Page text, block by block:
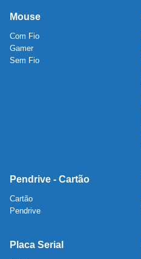
Mouse
Com Fio
Gamer
Sem Fio
Pendrive - Cartão
Cartão
Pendrive
Placa Serial